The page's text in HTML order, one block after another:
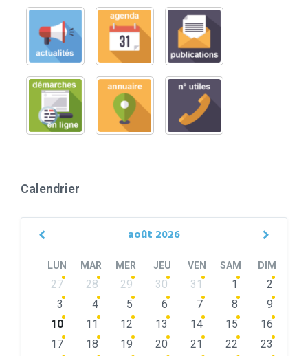
Calendrier
août 2026
Previous
LUN MAR MER JEU VEN SAM DIM
Skip
calendar
27 28 29 30 31 1
2
3
4 5 6 7 8
9
10
11 12 13 14 15
16
17
18 19 20 21 22
23